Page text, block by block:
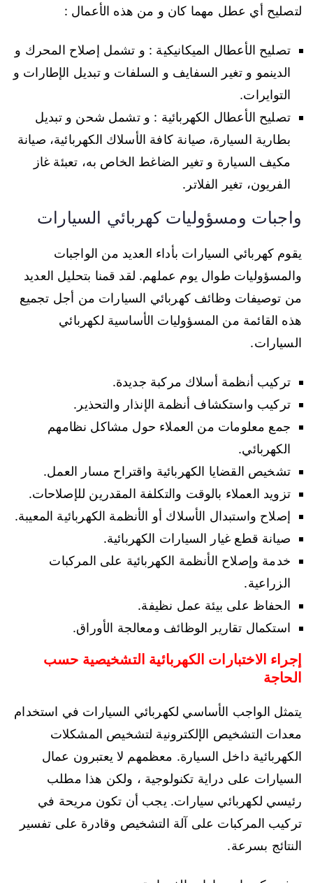
لتصليح أي عطل مهما كان و من هذه الأعمال :
تصليح الأعطال الميكانيكية : و تشمل إصلاح المحرك و
الدينمو و تغير السفايف و السلفات و تبديل الإطارات و
التوايرات.
تصليح الأعطال الكهربائية : و تشمل شحن و تبديل
بطارية السيارة، صيانة كافة الأسلاك الكهربائية، صيانة
مكيف السيارة و تغير الضاغط الخاص به، تعبئة غاز
الفريون، تغير الفلاتر.
واجبات ومسؤوليات كهربائي السيارات
يقوم كهربائي السيارات بأداء العديد من الواجبات
والمسؤوليات طوال يوم عملهم. لقد قمنا بتحليل العديد
من توصيفات وظائف كهربائي السيارات من أجل تجميع
هذه القائمة من المسؤوليات الأساسية لكهربائي
السيارات.
تركيب أنظمة أسلاك مركبة جديدة.
تركيب واستكشاف أنظمة الإنذار والتحذير.
جمع معلومات من العملاء حول مشاكل نظامهم
الكهربائي.
تشخيص القضايا الكهربائية واقتراح مسار العمل.
تزويد العملاء بالوقت والتكلفة المقدرين للإصلاحات.
إصلاح واستبدال الأسلاك أو الأنظمة الكهربائية المعيبة.
صيانة قطع غيار السيارات الكهربائية.
خدمة وإصلاح الأنظمة الكهربائية على المركبات
الزراعية.
الحفاظ على بيئة عمل نظيفة.
استكمال تقارير الوظائف ومعالجة الأوراق.
إجراء الاختبارات الكهربائية التشخيصية حسب
الحاجة
يتمثل الواجب الأساسي لكهربائي السيارات في استخدام
معدات التشخيص الإلكترونية لتشخيص المشكلات
الكهربائية داخل السيارة. معظمهم لا يعتبرون عمال
السيارات على دراية تكنولوجية ، ولكن هذا مطلب
رئيسي لكهربائي سيارات. يجب أن تكون مريحة في
تركيب المركبات على آلة التشخيص وقادرة على تفسير
النتائج بسرعة.